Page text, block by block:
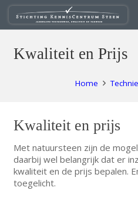
Kwaliteit en Prijs
Home
Kwaliteit en prijs
Met natuursteen zijn de
daarbij wel belangrijk dat er
kwaliteit en de prijs bepalen.
toegelicht.